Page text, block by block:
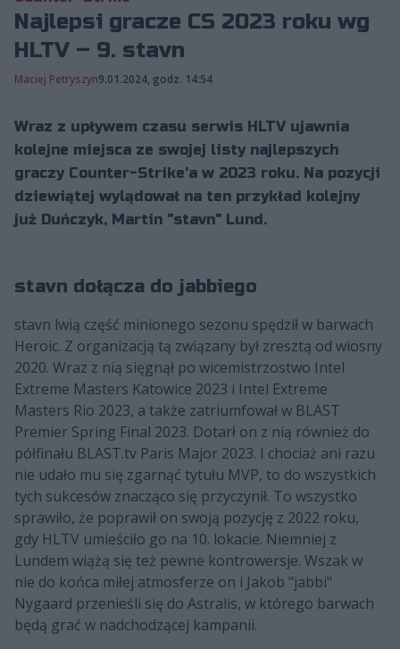
Najlepsi gracze CS 2023 roku wg
HLTV – 9. stavn
Maciej Petryszyn9.01.2024, godz. 14:54
Wraz z upływem czasu serwis HLTV ujawnia
kolejne miejsca ze swojej listy najlepszych
graczy Counter-Strike'a w 2023 roku. Na pozycji
dziewiątej wylądował na ten przykład kolejny
już Duńczyk, Martin "⁠stavn⁠" Lund.
stavn dołącza do jabbiego
stavn lwią część minionego sezonu spędził w barwach
Heroic. Z organizacją tą związany był zresztą od wiosny
2020. Wraz z nią sięgnął po wicemistrzostwo Intel
Extreme Masters Katowice 2023 i Intel Extreme
Masters Rio 2023, a także zatriumfował w BLAST
Premier Spring Final 2023. Dotarł on z nią również do
półfinału BLAST.tv Paris Major 2023. I chociaż ani razu
nie udało mu się zgarnąć tytułu MVP, to do wszystkich
tych sukcesów znacząco się przyczynił. To wszystko
sprawiło, że poprawił on swoją pozycję z 2022 roku,
gdy HLTV umieściło go na 10. lokacie. Niemniej z
Lundem wiążą się też pewne kontrowersje. Wszak w
nie do końca miłej atmosferze on i Jakob "jabbi"
Nygaard przenieśli się do Astralis, w którego barwach
będą grać w nadchodzącej kampanii.